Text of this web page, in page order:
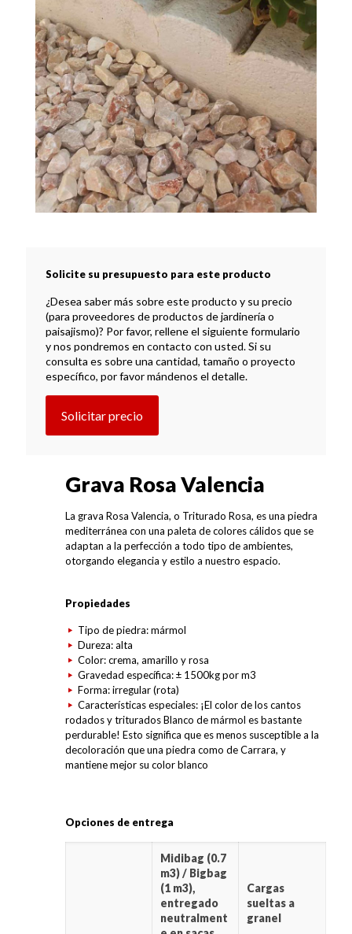
Solicite su presupuesto para este producto
¿Desea saber más sobre este producto y su precio
(para proveedores de productos de jardinería o
paisajismo)? Por favor, rellene el siguiente formulario
y nos pondremos en contacto con usted. Si su
consulta es sobre una cantidad, tamaño o proyecto
específico, por favor mándenos el detalle.
Solicitar precio
Grava Rosa Valencia
La grava Rosa Valencia, o Triturado Rosa, es una piedra
mediterránea con una paleta de colores cálidos que se
adaptan a la perfección a todo tipo de ambientes,
otorgando elegancia y estilo a nuestro espacio.
Propiedades
Tipo de piedra: mármol
Dureza: alta
Color: crema, amarillo y rosa
Gravedad específica: ± 1500kg por m3
Forma: irregular (rota)
Características especiales: ¡El color de los cantos
rodados y triturados Blanco de mármol es bastante
perdurable! Esto significa que es menos susceptible a la
decoloración que una piedra como de Carrara, y
mantiene mejor su color blanco
Opciones de entrega
Midibag (0.7
m3) / Bigbag
(1 m3),
entregado
neutralment
Cargas
sueltas a
granel